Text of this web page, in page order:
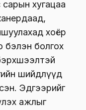
хугацаа
хоёр
бэлэн болгох
шийдлүүд
Эдгээрийг
ажлыг